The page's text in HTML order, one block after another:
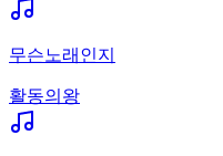
무슨노래인지
활동의왕